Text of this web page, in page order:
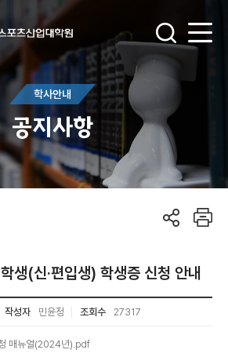
학사안내
공지사항
생(신·편입생) 학생증 신청 안내
작성자 민윤정 조회수 27317
매뉴얼(2024년).pdf